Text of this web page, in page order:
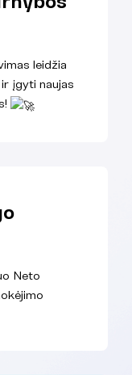
leidžia
įgyti naujas
Neto